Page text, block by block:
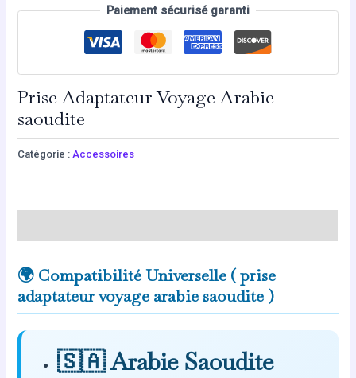
Paiement sécurisé garanti
Prise Adaptateur Voyage Arabie
saoudite
Catégorie : Accessoires
🌍 Compatibilité Universelle ( prise
adaptateur voyage arabie saoudite )
🇸🇦 Arabie Saoudite